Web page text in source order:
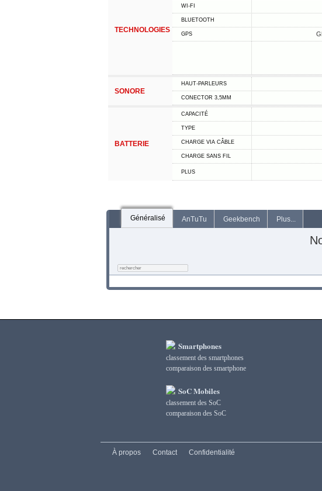
TECHNOLOGIES
WI-FI
BLUETOOTH
GPS
SONORE
HAUT-PARLEURS
CONECTOR 3,5MM
BATTERIE
CAPACITÉ
TYPE
CHARGE VIA CÂBLE
CHARGE SANS FIL
PLUS
Généralisé AnTuTu Geekbench Plus...
Smartphones
classement des smartphones
сomparaison des smartphone
SoC Mobiles
classement des SoC
сomparaison des SoC
À propos Contact Confidentialité